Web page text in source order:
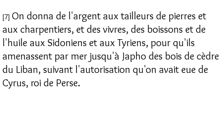
[7] On donna de l'argent aux tailleurs de pierres et
aux charpentiers, et des vivres, des boissons et de
l'huile aux Sidoniens et aux Tyriens, pour qu'ils
amenassent par mer jusqu'à Japho des bois de cèdre
du Liban, suivant l'autorisation qu'on avait eue de
Cyrus, roi de Perse.